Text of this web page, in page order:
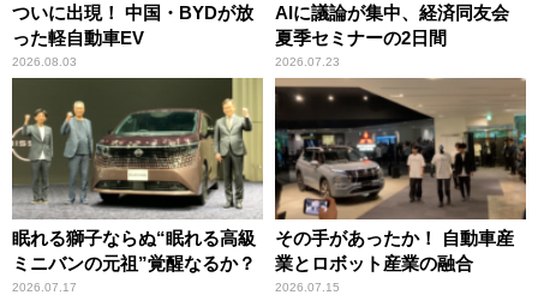
ついに出現！ 中国・BYDが放
った軽自動車EV
2026.08.03
AIに議論が集中、経済同友会
夏季セミナーの2日間
2026.07.23
眠れる獅子ならぬ“眠れる高級
ミニバンの元祖”覚醒なるか？
2026.07.17
その手があったか！ 自動車産
業とロボット産業の融合
2026.07.15